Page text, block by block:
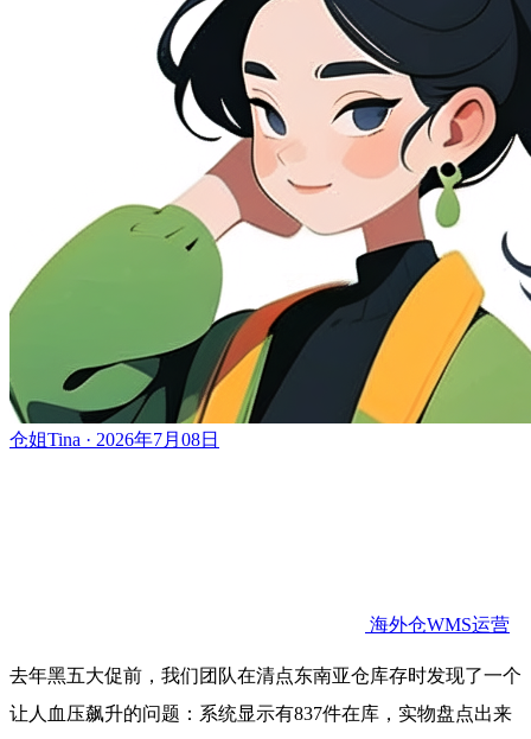
仓姐Tina · 2026年7月08日
海外仓WMS运营
去年黑五大促前，我们团队在清点东南亚仓库存时发现了一个
让人血压飙升的问题：系统显示有837件在库，实物盘点出来